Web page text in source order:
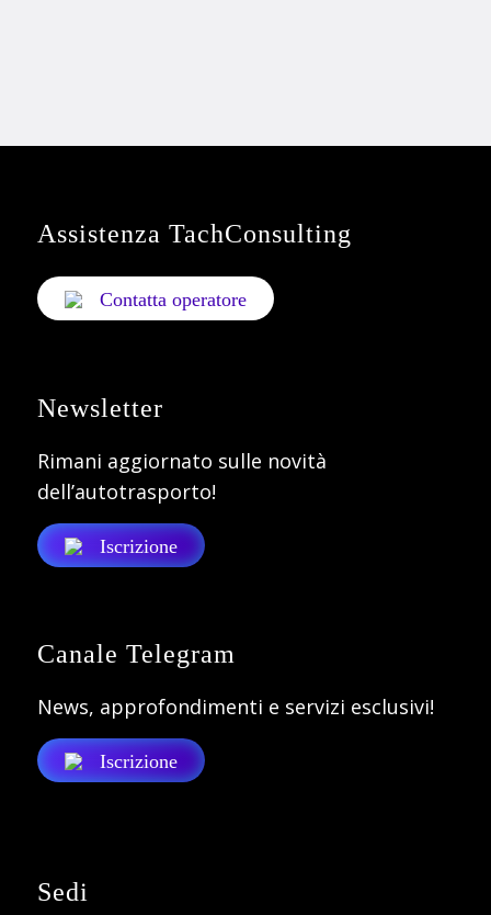
Assistenza TachConsulting
Contatta operatore
Newsletter
Rimani aggiornato sulle novità
dell’autotrasporto!
Iscrizione
Canale Telegram
News, approfondimenti e servizi esclusivi!
Iscrizione
Sedi